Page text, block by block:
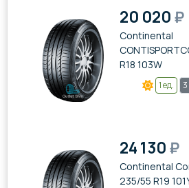
20 020₽
Continental
R18 103W
1 ед.
24 130₽
Continental
235/55 R19